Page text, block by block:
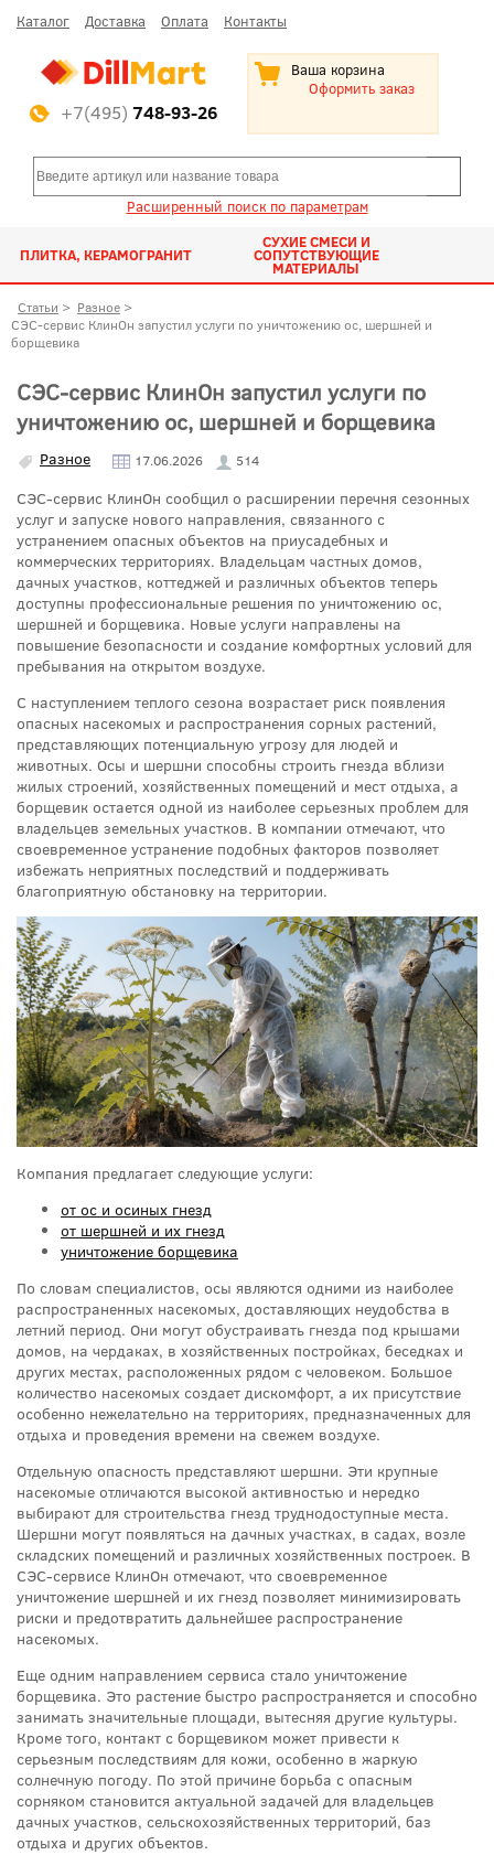
Каталог Доставка Оплата Контакты
+7(495) 748-93-26
Ваша корзина
Оформить заказ
Расширенный поиск по параметрам
ПЛИТКА, КЕРАМОГРАНИТ
СУХИЕ СМЕСИ И
СОПУТСТВУЮЩИЕ
МАТЕРИАЛЫ
Статьи > Разное >
СЭС-сервис КлинОн запустил услуги по уничтожению ос, шершней и
борщевика
СЭС-сервис КлинОн запустил услуги по
уничтожению ос, шершней и борщевика
Разное 17.06.2026 514
СЭС-сервис КлинОн сообщил о расширении перечня сезонных
услуг и запуске нового направления, связанного с
устранением опасных объектов на приусадебных и
коммерческих территориях. Владельцам частных домов,
дачных участков, коттеджей и различных объектов теперь
доступны профессиональные решения по уничтожению ос,
шершней и борщевика. Новые услуги направлены на
повышение безопасности и создание комфортных условий для
пребывания на открытом воздухе.
С наступлением теплого сезона возрастает риск появления
опасных насекомых и распространения сорных растений,
представляющих потенциальную угрозу для людей и
животных. Осы и шершни способны строить гнезда вблизи
жилых строений, хозяйственных помещений и мест отдыха, а
борщевик остается одной из наиболее серьезных проблем для
владельцев земельных участков. В компании отмечают, что
своевременное устранение подобных факторов позволяет
избежать неприятных последствий и поддерживать
благоприятную обстановку на территории.
Компания предлагает следующие услуги:
от ос и осиных гнезд
от шершней и их гнезд
уничтожение борщевика
По словам специалистов, осы являются одними из наиболее
распространенных насекомых, доставляющих неудобства в
летний период. Они могут обустраивать гнезда под крышами
домов, на чердаках, в хозяйственных постройках, беседках и
других местах, расположенных рядом с человеком. Большое
количество насекомых создает дискомфорт, а их присутствие
особенно нежелательно на территориях, предназначенных для
отдыха и проведения времени на свежем воздухе.
Отдельную опасность представляют шершни. Эти крупные
насекомые отличаются высокой активностью и нередко
выбирают для строительства гнезд труднодоступные места.
Шершни могут появляться на дачных участках, в садах, возле
складских помещений и различных хозяйственных построек. В
СЭС-сервисе КлинОн отмечают, что своевременное
уничтожение шершней и их гнезд позволяет минимизировать
риски и предотвратить дальнейшее распространение
насекомых.
Еще одним направлением сервиса стало уничтожение
борщевика. Это растение быстро распространяется и способно
занимать значительные площади, вытесняя другие культуры.
Кроме того, контакт с борщевиком может привести к
серьезным последствиям для кожи, особенно в жаркую
солнечную погоду. По этой причине борьба с опасным
сорняком становится актуальной задачей для владельцев
дачных участков, сельскохозяйственных территорий, баз
отдыха и других объектов.